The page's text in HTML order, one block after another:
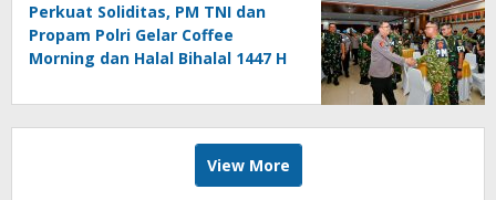
Perkuat Soliditas, PM TNI dan
Propam Polri Gelar Coffee
Morning dan Halal Bihalal 1447 H
View More